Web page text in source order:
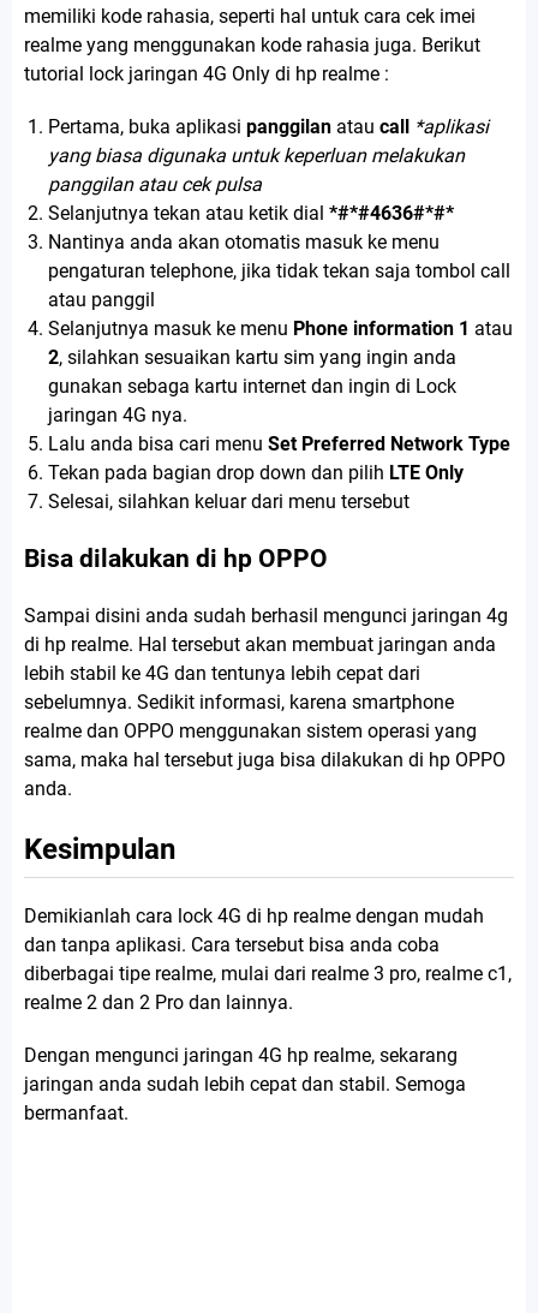
memiliki kode rahasia, seperti hal untuk cara cek imei
realme yang menggunakan kode rahasia juga. Berikut
tutorial lock jaringan 4G Only di hp realme :
Pertama, buka aplikasi panggilan atau call *aplikasi
yang biasa digunaka untuk keperluan melakukan
panggilan atau cek pulsa
Selanjutnya tekan atau ketik dial *#*#4636#*#*
Nantinya anda akan otomatis masuk ke menu
pengaturan telephone, jika tidak tekan saja tombol call
atau panggil
Selanjutnya masuk ke menu Phone information 1 atau
2, silahkan sesuaikan kartu sim yang ingin anda
gunakan sebaga kartu internet dan ingin di Lock
jaringan 4G nya.
Lalu anda bisa cari menu Set Preferred Network Type
Tekan pada bagian drop down dan pilih LTE Only
Selesai, silahkan keluar dari menu tersebut
Bisa dilakukan di hp OPPO
Sampai disini anda sudah berhasil mengunci jaringan 4g
di hp realme. Hal tersebut akan membuat jaringan anda
lebih stabil ke 4G dan tentunya lebih cepat dari
sebelumnya. Sedikit informasi, karena smartphone
realme dan OPPO menggunakan sistem operasi yang
sama, maka hal tersebut juga bisa dilakukan di hp OPPO
anda.
Kesimpulan
Demikianlah cara lock 4G di hp realme dengan mudah
dan tanpa aplikasi. Cara tersebut bisa anda coba
diberbagai tipe realme, mulai dari realme 3 pro, realme c1,
realme 2 dan 2 Pro dan lainnya.
Dengan mengunci jaringan 4G hp realme, sekarang
jaringan anda sudah lebih cepat dan stabil. Semoga
bermanfaat.